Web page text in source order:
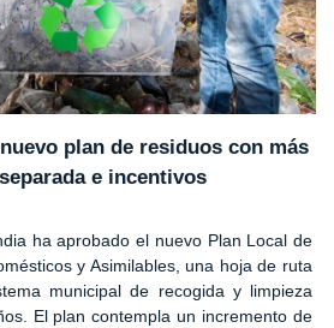
plan de residuos con más
e incentivos
ha aprobado el nuevo Plan Local de
y Asimilables, una hoja de ruta
municipal de recogida y limpieza
El plan contempla un incremento de